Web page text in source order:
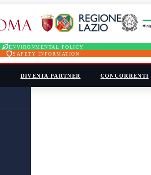
ENVIRONMENTAL POLICY
SAFETY INFORMATION
DIVENTA PARTNER CONCORRENTI